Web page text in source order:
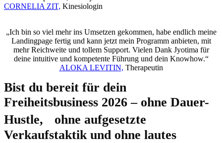
CORNELIA ZIT, Kinesiologin
„Ich bin so viel mehr ins Umsetzen gekommen, habe endlich meine
Landingpage fertig und kann jetzt mein Programm anbieten, mit
mehr Reichweite und tollem Support. Vielen Dank Jyotima für
deine intuitive und kompetente Führung und dein Knowhow.“
ALOKA LEVITIN, Therapeutin
Bist du bereit für dein
Freiheitsbusiness 2026 – ohne Dauer-
Hustle, ohne aufgesetzte
Verkaufstaktik und ohne lautes